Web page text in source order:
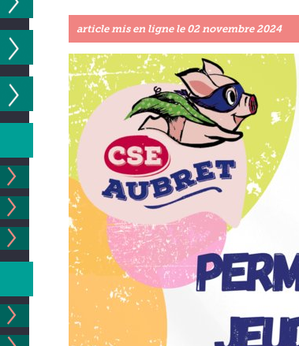
article mis en ligne le 02 novembre 2024